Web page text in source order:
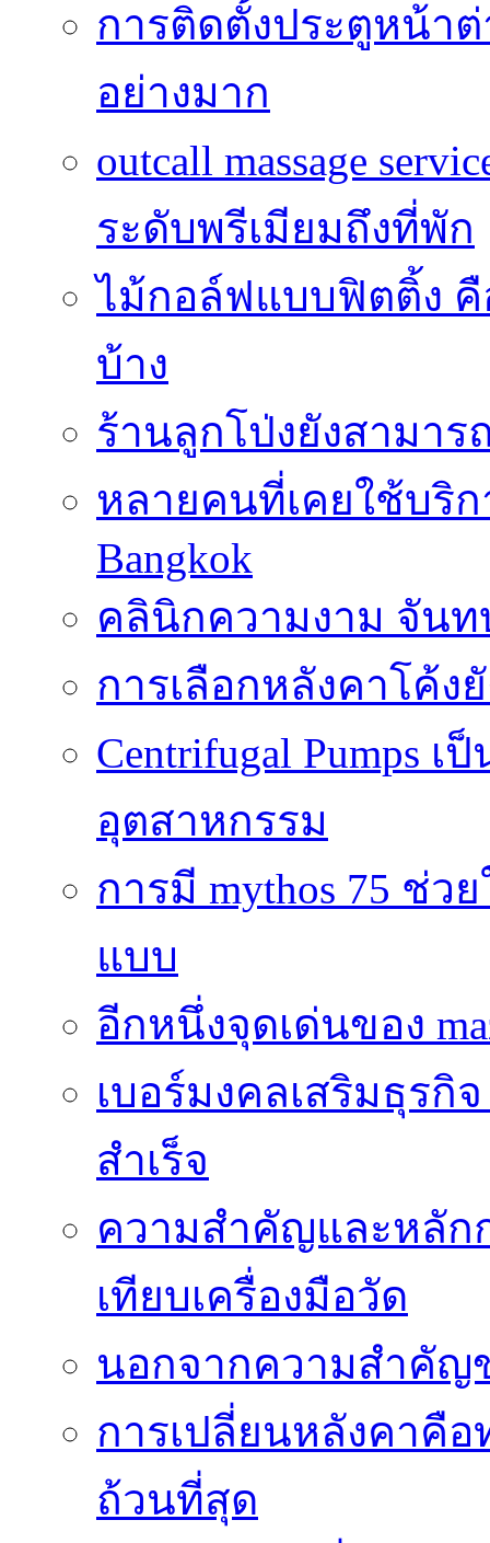
การติดตั้งประตูหน้า
อย่างมาก
outcall massage
ระดับพรีเมียมถึงที่พัก
ไม้กอล์ฟแบบฟิตติ้ง คื
บ้าง
ร้านลูกโป่งยังสามา
หลายคนที่เคยใช้บริกา
Bangkok
คลินิกความงาม จันท
การเลือกหลังคาโค้
Centrifugal Pumps
อุตสาหกรรม
การมี mythos 75 ช่
แบบ
อีกหนึ่งจุดเด่นของ
เบอร์มงคลเสริมธุร
สำเร็จ
ความสำคัญและหลัก
เทียบเครื่องมือวัด
นอกจากความสำคัญ
การเปลี่ยนหลังคาคื
ถ้วนที่สุด